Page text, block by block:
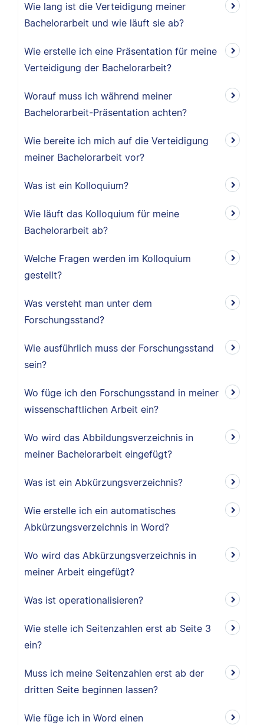
Wie lang ist die Verteidigung meiner
Bachelorarbeit und wie läuft sie ab?
Wie erstelle ich eine Präsentation für meine
Verteidigung der Bachelorarbeit?
Worauf muss ich während meiner
Bachelorarbeit-Präsentation achten?
Wie bereite ich mich auf die Verteidigung
meiner Bachelorarbeit vor?
Was ist ein Kolloquium?
Wie läuft das Kolloquium für meine
Bachelorarbeit ab?
Welche Fragen werden im Kolloquium
gestellt?
Was versteht man unter dem
Forschungsstand?
Wie ausführlich muss der Forschungsstand
sein?
Wo füge ich den Forschungsstand in meiner
wissenschaftlichen Arbeit ein?
Wo wird das Abbildungsverzeichnis in
meiner Bachelorarbeit eingefügt?
Was ist ein Abkürzungsverzeichnis?
Wie erstelle ich ein automatisches
Abkürzungsverzeichnis in Word?
Wo wird das Abkürzungsverzeichnis in
meiner Arbeit eingefügt?
Was ist operationalisieren?
Wie stelle ich Seitenzahlen erst ab Seite 3
ein?
Muss ich meine Seitenzahlen erst ab der
dritten Seite beginnen lassen?
Wie füge ich in Word einen